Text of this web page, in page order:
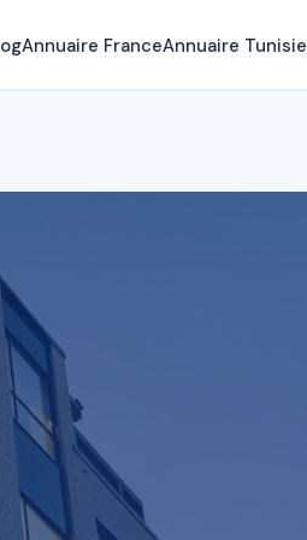
Annuaire FranceAnnuaire Tunisie